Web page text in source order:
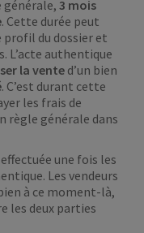
3 mois
. Cette durée peut
du dossier et
L’acte authentique
la vente d’un bien
. C’est durant cette
les frais de
règle générale dans
une fois les
Les vendeurs
à ce moment-là,
les deux parties